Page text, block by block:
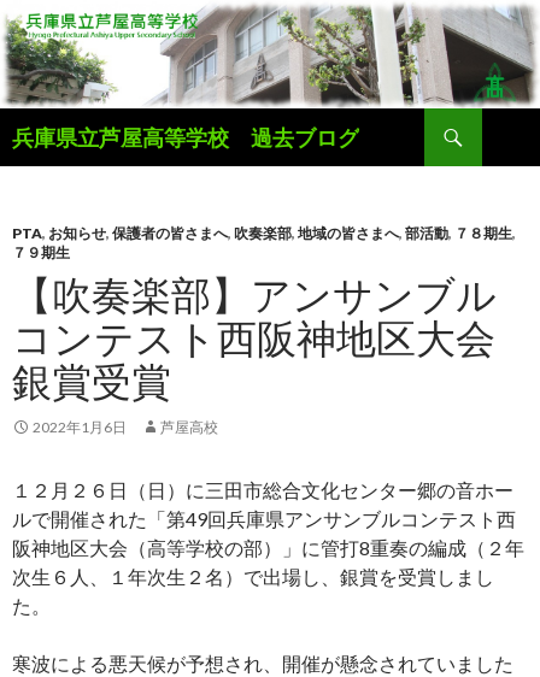
兵庫県立芦屋高等学校 過去ブログ
索
ン
ツ
キ
ッ
プ
PTA, お知らせ, 保護者の皆さまへ, 吹奏楽部, 地域の皆さまへ, 部活動, ７８期生,
７９期生
【吹奏楽部】アンサンブル
コンテスト西阪神地区大会
銀賞受賞
2022年1月6日 芦屋高校
１２月２６日（日）に三田市総合文化センター郷の音ホー
ルで開催された「第49回兵庫県アンサンブルコンテスト西
阪神地区大会（高等学校の部）」に管打8重奏の編成（２年
次生６人、１年次生２名）で出場し、銀賞を受賞しまし
た。
寒波による悪天候が予想され、開催が懸念されていました